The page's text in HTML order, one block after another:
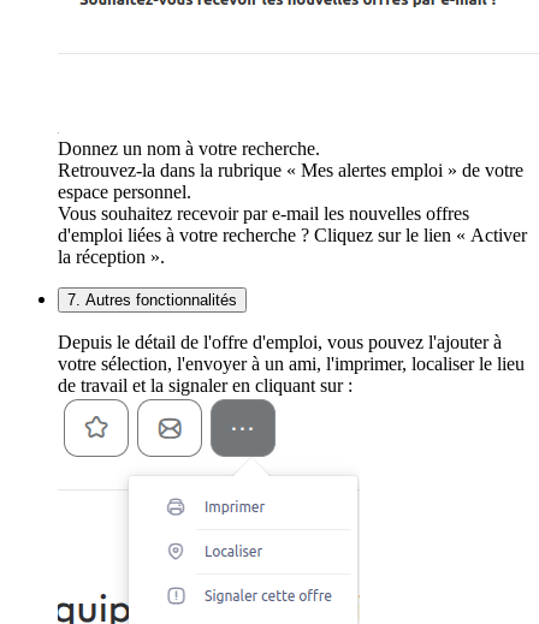
Donnez un nom à votre recherche.
Retrouvez-la dans la rubrique « Mes alertes emploi » de votre
espace personnel.
Vous souhaitez recevoir par e-mail les nouvelles offres
d'emploi liées à votre recherche ? Cliquez sur le lien « Activer
la réception ».
7. Autres fonctionnalités
Depuis le détail de l'offre d'emploi, vous pouvez l'ajouter à
votre sélection, l'envoyer à un ami, l'imprimer, localiser le lieu
de travail et la signaler en cliquant sur :